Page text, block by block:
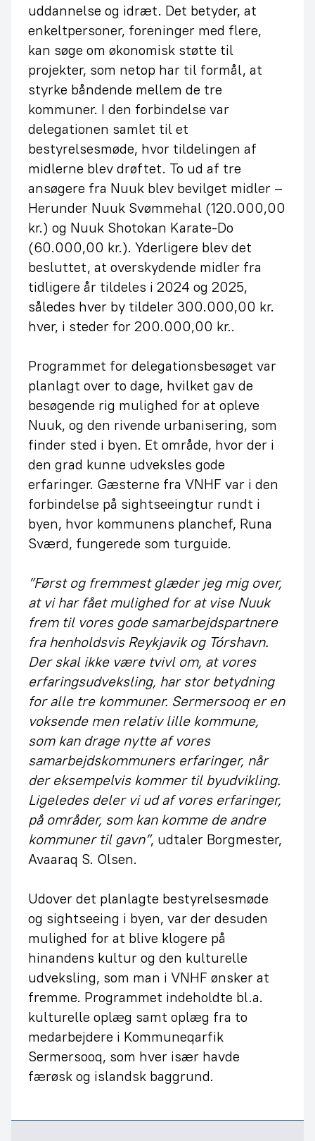
uddannelse og idræt. Det betyder, at
enkeltpersoner, foreninger med flere,
kan søge om økonomisk støtte til
projekter, som netop har til formål, at
styrke båndende mellem de tre
kommuner. I den forbindelse var
delegationen samlet til et
bestyrelsesmøde, hvor tildelingen af
midlerne blev drøftet. To ud af tre
ansøgere fra Nuuk blev bevilget midler –
Herunder Nuuk Svømmehal (120.000,00
kr.) og Nuuk Shotokan Karate-Do
(60.000,00 kr.). Yderligere blev det
besluttet, at overskydende midler fra
tidligere år tildeles i 2024 og 2025,
således hver by tildeler 300.000,00 kr.
hver, i steder for 200.000,00 kr..
Programmet for delegationsbesøget var
planlagt over to dage, hvilket gav de
besøgende rig mulighed for at opleve
Nuuk, og den rivende urbanisering, som
finder sted i byen. Et område, hvor der i
den grad kunne udveksles gode
erfaringer. Gæsterne fra VNHF var i den
forbindelse på sightseeingtur rundt i
byen, hvor kommunens planchef, Runa
Sværd, fungerede som turguide.
”Først og fremmest glæder jeg mig over,
at vi har fået mulighed for at vise Nuuk
frem til vores gode samarbejdspartnere
fra henholdsvis Reykjavik og Tórshavn.
Der skal ikke være tvivl om, at vores
erfaringsudveksling, har stor betydning
for alle tre kommuner. Sermersooq er en
voksende men relativ lille kommune,
som kan drage nytte af vores
samarbejdskommuners erfaringer, når
der eksempelvis kommer til byudvikling.
Ligeledes deler vi ud af vores erfaringer,
på områder, som kan komme de andre
kommuner til gavn”, udtaler Borgmester,
Avaaraq S. Olsen.
Udover det planlagte bestyrelsesmøde
og sightseeing i byen, var der desuden
mulighed for at blive klogere på
hinandens kultur og den kulturelle
udveksling, som man i VNHF ønsker at
fremme. Programmet indeholdte bl.a.
kulturelle oplæg samt oplæg fra to
medarbejdere i Kommuneqarfik
Sermersooq, som hver især havde
færøsk og islandsk baggrund.